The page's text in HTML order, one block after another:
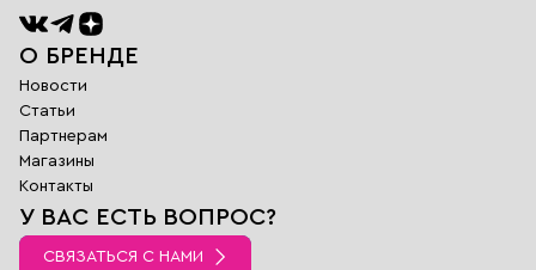
О БРЕНДЕ
Новости
Статьи
Партнерам
Магазины
Контакты
У ВАС ЕСТЬ ВОПРОС?
СВЯЗАТЬСЯ С НАМИ
Обратная
связь
Заполните поля